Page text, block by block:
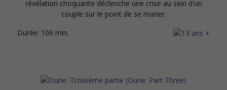
révélation choquante déclenche une crise au sein d'un
couple sur le point de se marier.
Durée: 106 min.